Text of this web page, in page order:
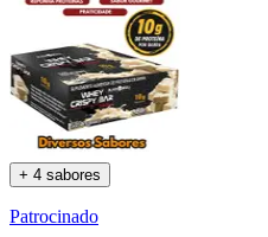
+ 4 sabores
Patrocinado